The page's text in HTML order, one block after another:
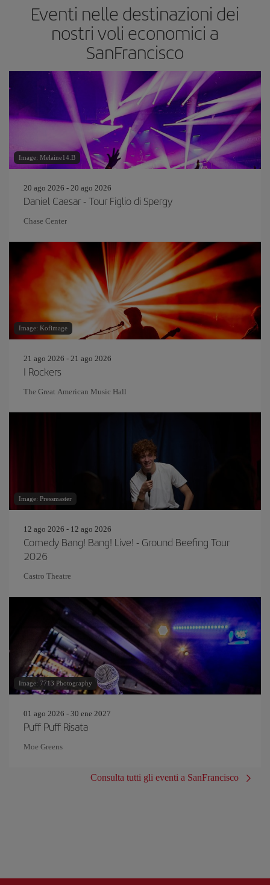
Eventi nelle destinazioni dei
nostri voli economici a
SanFrancisco
Image: Melaine14.B
20 ago 2026 - 20 ago 2026
Daniel Caesar - Tour Figlio di Spergy
Chase Center
Image: Kofimage
21 ago 2026 - 21 ago 2026
I Rockers
The Great American Music Hall
Image: Pressmaster
12 ago 2026 - 12 ago 2026
Comedy Bang! Bang! Live! - Ground Beefing Tour
2026
Castro Theatre
Image: 7713 Photography
01 ago 2026 - 30 ene 2027
Puff Puff Risata
Moe Greens
Consulta tutti gli eventi a SanFrancisco